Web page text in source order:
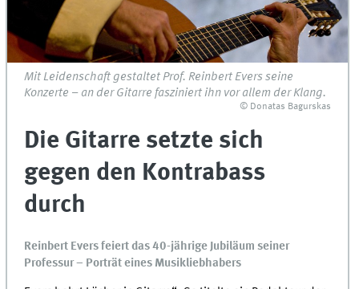
Mit Leidenschaft gestaltet Prof. Reinbert Evers seine
Konzerte – an der Gitarre fasziniert ihn vor allem der Klang.
© Donatas Bagurskas
Die Gitarre setzte sich
gegen den Kontrabass
durch
Reinbert Evers feiert das 40-jährige Jubiläum seiner
Professur – Porträt eines Musikliebhabers